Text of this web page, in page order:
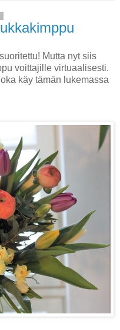
Mutta nyt siis
voittajille virtuaalisesti.
käy tämän lukemassa